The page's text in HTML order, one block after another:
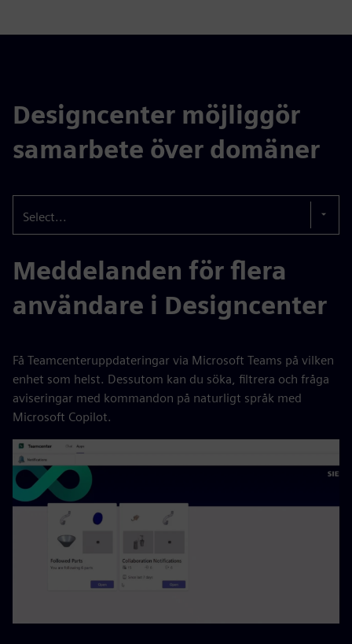
Designcenter möjliggör
samarbete över domäner
Select...
Meddelanden för flera
användare i Designcenter
Få Teamcenteruppdateringar via Microsoft Teams på vilken
enhet som helst. Dessutom kan du söka, filtrera och fråga
aviseringar med kommandon på naturligt språk med
Microsoft Copilot.